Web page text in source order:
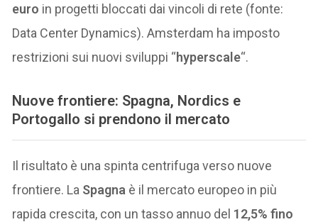
euro in progetti bloccati dai vincoli di rete (fonte:
Data Center Dynamics). Amsterdam ha imposto
restrizioni sui nuovi sviluppi “hyperscale“.
Nuove frontiere: Spagna, Nordics e
Portogallo si prendono il mercato
Il risultato è una spinta centrifuga verso nuove
frontiere. La Spagna è il mercato europeo in più
rapida crescita, con un tasso annuo del 12,5% fino